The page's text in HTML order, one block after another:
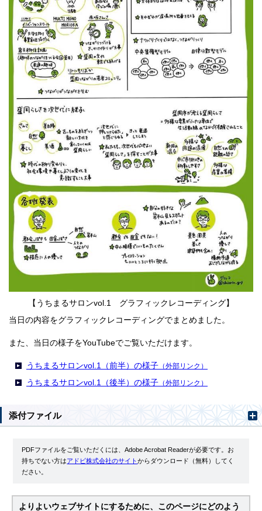
【うちまるサロンvol.1 グラフィックレコーディング】
当日の内容をグラフィックレコーディングでまとめました。
また、当日の様子をYouTubeでご覧いただけます。
うちまるサロンvol.1（前半）の様子 （外部リンク）
うちまるサロンvol.1（後半）の様子 （外部リンク）
添付ファイル
PDFファイルをご覧いただくには、Adobe Acrobat Readerが必要です。お
持ちでない方はアドビ株式会社のサイトからダウンロード（無料）してく
ださい。
よりよいウェブサイトにするために、このページにどのよう